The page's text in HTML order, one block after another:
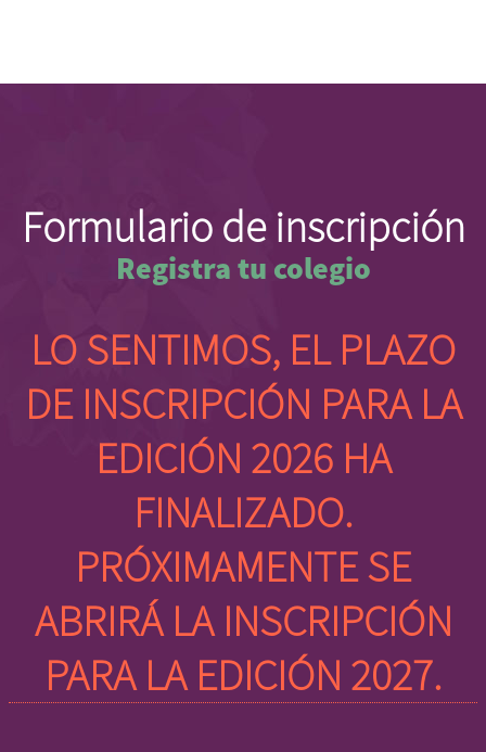
Formulario de inscripción
Registra tu colegio
LO SENTIMOS, EL PLAZO
DE INSCRIPCIÓN PARA LA
EDICIÓN 2026 HA
FINALIZADO.
PRÓXIMAMENTE SE
ABRIRÁ LA INSCRIPCIÓN
PARA LA EDICIÓN 2027.